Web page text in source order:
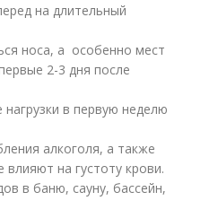
на длительный
носа, а особенно мест
2-3 дня после
в первую неделю
алкоголя, а также
на густоту крови.
в баню, сауну, бассейн,